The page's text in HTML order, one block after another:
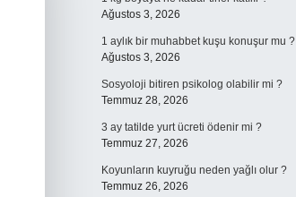
Ağustos 3, 2026
1 aylık bir muhabbet kuşu konuşur mu ?
Ağustos 3, 2026
Sosyoloji bitiren psikolog olabilir mi ?
Temmuz 28, 2026
3 ay tatilde yurt ücreti ödenir mi ?
Temmuz 27, 2026
Koyunların kuyruğu neden yağlı olur ?
Temmuz 26, 2026